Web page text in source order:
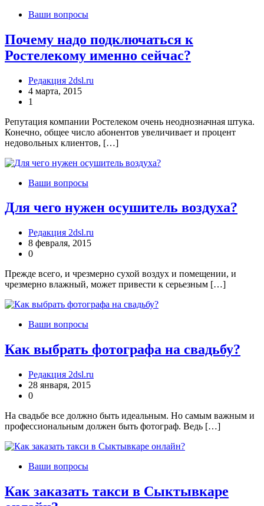
Ваши вопросы
Почему надо подключаться к
Ростелекому именно сейчас?
Редакция 2dsl.ru
4 марта, 2015
1
Репутация компании Ростелеком очень неоднозначная штука.
Конечно, общее число абонентов увеличивает и процент
недовольных клиентов, […]
Ваши вопросы
Для чего нужен осушитель воздуха?
Редакция 2dsl.ru
8 февраля, 2015
0
Прежде всего, и чрезмерно сухой воздух и помещении, и
чрезмерно влажный, может привести к серьезным […]
Ваши вопросы
Как выбрать фотографа на свадьбу?
Редакция 2dsl.ru
28 января, 2015
0
На свадьбе все должно быть идеальным. Но самым важным и
профессиональным должен быть фотограф. Ведь […]
Ваши вопросы
Как заказать такси в Сыктывкаре